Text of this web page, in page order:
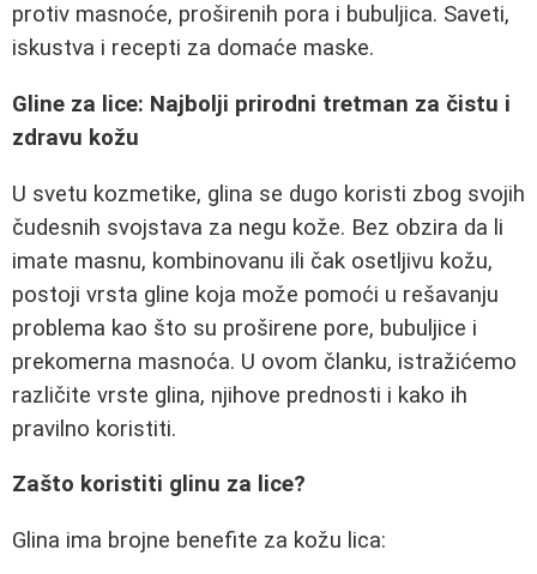
protiv masnoće, proširenih pora i bubuljica. Saveti,
iskustva i recepti za domaće maske.
Gline za lice: Najbolji prirodni tretman za čistu i
zdravu kožu
U svetu kozmetike, glina se dugo koristi zbog svojih
čudesnih svojstava za negu kože. Bez obzira da li
imate masnu, kombinovanu ili čak osetljivu kožu,
postoji vrsta gline koja može pomoći u rešavanju
problema kao što su proširene pore, bubuljice i
prekomerna masnoća. U ovom članku, istražićemo
različite vrste glina, njihove prednosti i kako ih
pravilno koristiti.
Zašto koristiti glinu za lice?
Glina ima brojne benefite za kožu lica: